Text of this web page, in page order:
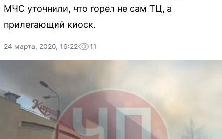
МЧС уточнили, что горел не сам ТЦ, а
прилегающий киоск.
24 марта, 2026, 16:22 11